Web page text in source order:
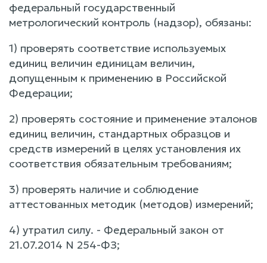
федеральный государственный
метрологический контроль (надзор), обязаны:
1) проверять соответствие используемых
единиц величин единицам величин,
допущенным к применению в Российской
Федерации;
2) проверять состояние и применение эталонов
единиц величин, стандартных образцов и
средств измерений в целях установления их
соответствия обязательным требованиям;
3) проверять наличие и соблюдение
аттестованных методик (методов) измерений;
4) утратил силу. - Федеральный закон от
21.07.2014 N 254-ФЗ;